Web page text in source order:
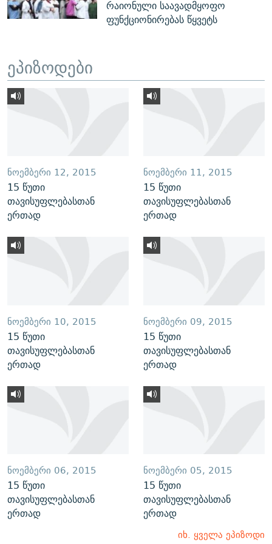
რაიონული საავადმყოფო
ფუნქციონირებას წყვეტს
ეპიზოდები
ᲜᲝᲔᲛᲑᲔᲠᲘ 12, 2015
15 წუთი
თავისუფლებასთან
ერთად
ᲜᲝᲔᲛᲑᲔᲠᲘ 11, 2015
15 წუთი
თავისუფლებასთან
ერთად
ᲜᲝᲔᲛᲑᲔᲠᲘ 10, 2015
15 წუთი
თავისუფლებასთან
ერთად
ᲜᲝᲔᲛᲑᲔᲠᲘ 09, 2015
15 წუთი
თავისუფლებასთან
ერთად
ᲜᲝᲔᲛᲑᲔᲠᲘ 06, 2015
15 წუთი
თავისუფლებასთან
ერთად
ᲜᲝᲔᲛᲑᲔᲠᲘ 05, 2015
15 წუთი
თავისუფლებასთან
ერთად
იხ. ყველა ეპიზოდი